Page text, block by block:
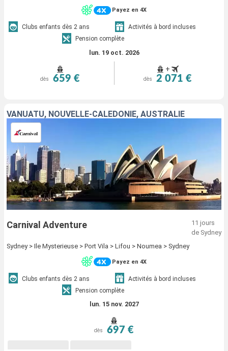
Payez en 4X
Clubs enfants dès 2 ans
Activités à bord incluses
Pension complète
lun. 19 oct. 2026
dès 659 €
+
dès 2 071 €
VANUATU, NOUVELLE-CALÉDONIE, AUSTRALIE
Carnival Adventure
11 jours
de Sydney
Sydney > Ile Mysterieuse > Port Vila > Lifou > Noumea > Sydney
Payez en 4X
Clubs enfants dès 2 ans
Activités à bord incluses
Pension complète
lun. 15 nov. 2027
dès 697 €